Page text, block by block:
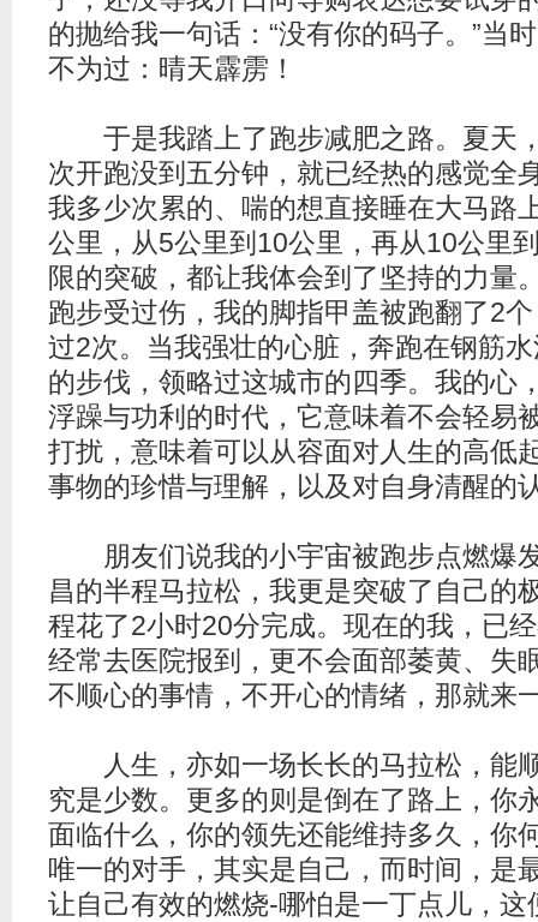
的抛给我一句话：“没有你的码子。”当
不为过：晴天霹雳！
于是我踏上了跑步减肥之路。夏天
次开跑没到五分钟，就已经热的感觉全
我多少次累的、喘的想直接睡在大马路
公里，从5公里到10公里，再从10公里
限的突破，都让我体会到了坚持的力量
跑步受过伤，我的脚指甲盖被跑翻了2
过2次。当我强壮的心脏，奔跑在钢筋
的步伐，领略过这城市的四季。我的心
浮躁与功利的时代，它意味着不会轻易
打扰，意味着可以从容面对人生的高低
事物的珍惜与理解，以及对自身清醒的
朋友们说我的小宇宙被跑步点燃爆
昌的半程马拉松，我更是突破了自己的
程花了2小时20分完成。现在的我，已
经常去医院报到，更不会面部萎黄、失
不顺心的事情，不开心的情绪，那就来
人生，亦如一场长长的马拉松，能
究是少数。更多的则是倒在了路上，你
面临什么，你的领先还能维持多久，你
唯一的对手，其实是自己，而时间，是
让自己有效的燃烧-哪怕是一丁点儿，这